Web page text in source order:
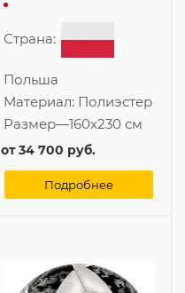
Страна:
Польша
Материал: Полиэстер
Размер—160x230 см
от34 700 руб.
Подробнее